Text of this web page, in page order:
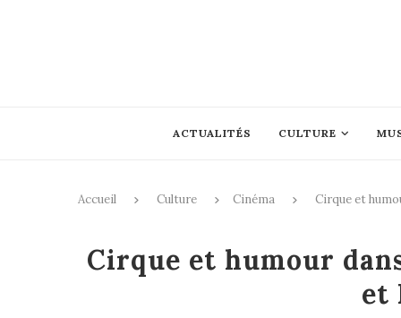
ACTUALITÉS CULTURE
Accueil Culture Cinéma Cirque et
Cirque et humour
et